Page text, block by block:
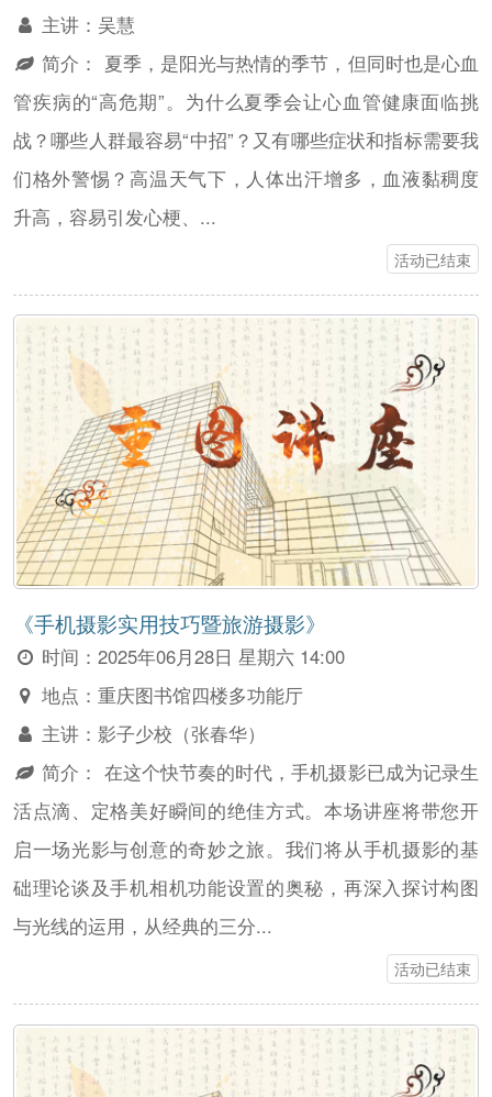
主讲： 吴慧
简介： 夏季，是阳光与热情的季节，但同时也是心血
管疾病的“高危期”。为什么夏季会让心血管健康面临挑
战？哪些人群最容易“中招”？又有哪些症状和指标需要我
们格外警惕？高温天气下，人体出汗增多，血液黏稠度
升高，容易引发心梗、...
活动已结束
《手机摄影实用技巧暨旅游摄影》
时间：2025年06月28日 星期六 14:00
地点：重庆图书馆四楼多功能厅
主讲：影子少校（张春华）
简介： 在这个快节奏的时代，手机摄影已成为记录生
活点滴、定格美好瞬间的绝佳方式。本场讲座将带您开
启一场光影与创意的奇妙之旅。我们将从手机摄影的基
础理论谈及手机相机功能设置的奥秘，再深入探讨构图
与光线的运用，从经典的三分...
活动已结束